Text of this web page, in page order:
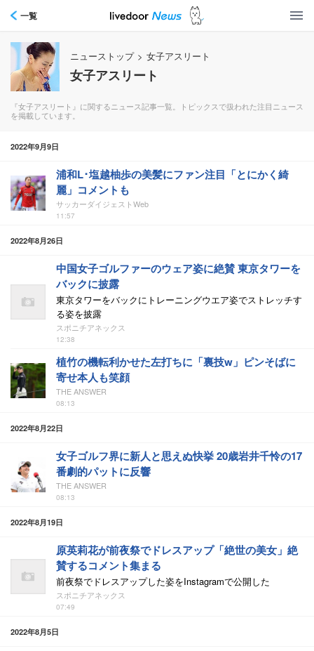
一覧
ニューストップ > 女子アスリート
女子アスリート
『女子アスリート』に関するニュース記事一覧。トピックスで扱われた注目ニュース
を掲載しています。
2022年9月9日
浦和L･塩越柚歩の美髪にファン注目「とにかく綺
麗」コメントも
サッカーダイジェストWeb
11:57
2022年8月26日
中国女子ゴルファーのウェア姿に絶賛 東京タワーを
バックに披露
東京タワーをバックにトレーニングウエア姿でストレッチす
る姿を披露
スポニチアネックス
12:38
植竹の機転利かせた左打ちに「裏技w」ピンそばに
寄せ本人も笑顔
THE ANSWER
08:13
2022年8月22日
女子ゴルフ界に新人と思えぬ快挙 20歳岩井千怜の17
番劇的パットに反響
THE ANSWER
08:13
2022年8月19日
原英莉花が前夜祭でドレスアップ「絶世の美女」絶
賛するコメント集まる
前夜祭でドレスアップした姿をInstagramで公開した
スポニチアネックス
07:49
2022年8月5日